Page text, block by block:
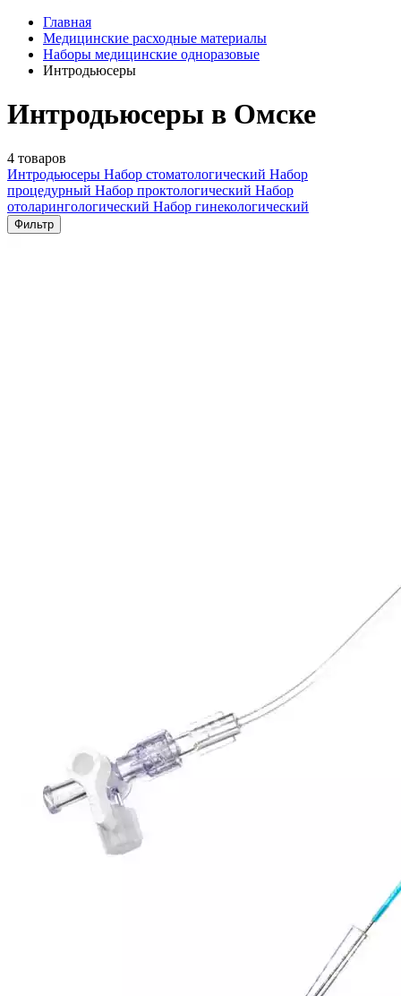
Главная
Медицинские расходные материалы
Наборы медицинские одноразовые
Интродьюсеры
Интродьюсеры в Омске
4 товаров
Интродьюсеры Набор стоматологический Набор
процедурный Набор проктологический Набор
отоларингологический Набор гинекологический
Фильтр